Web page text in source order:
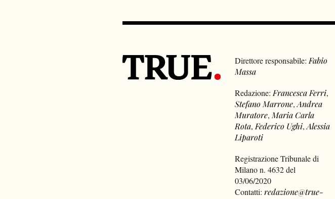
Direttore responsabile:Fabio
Massa
Redazione:Francesca Ferri,
Stefano Marrone,Andrea
Muratore,Maria Carla
Rota,Federico Ughi,Alessia
Liparoti
Registrazione Tribunale di
Milano n. 4632 del
03/06/2020
Contatti:redazione@true-